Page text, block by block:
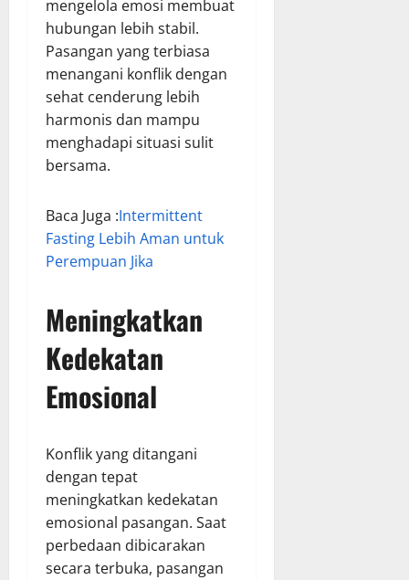
mengelola emosi membuat
hubungan lebih stabil.
Pasangan yang terbiasa
menangani konflik dengan
sehat cenderung lebih
harmonis dan mampu
menghadapi situasi sulit
bersama.
Baca Juga :Intermittent
Fasting Lebih Aman untuk
Perempuan Jika
Meningkatkan
Kedekatan
Emosional
Konflik yang ditangani
dengan tepat
meningkatkan kedekatan
emosional pasangan. Saat
perbedaan dibicarakan
secara terbuka, pasangan